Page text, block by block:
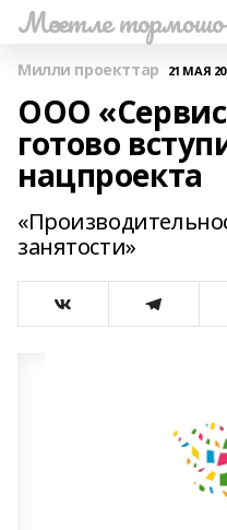
Мәсетле тормошо
Милли проекттар 21 МАЯ
ООО
готово
нацпроекта
занятости»